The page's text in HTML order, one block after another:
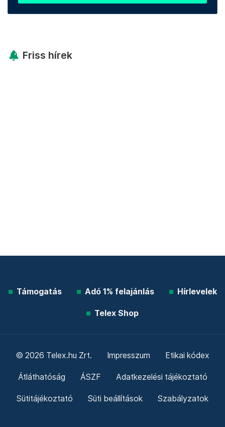
Friss hírek
Támogatás Adó 1% felajánlás Hírlevelek
Telex Shop
© 2026 Telex.hu Zrt. Impresszum Etikai kódex
Átláthatóság ÁSZF Adatkezelési tájékoztató
Sütitájékoztató Süti beállítások Szabályzatok